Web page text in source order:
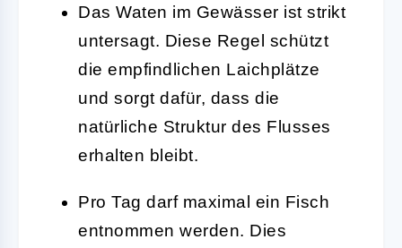
Das Waten im Gewässer ist strikt
untersagt. Diese Regel schützt
die empfindlichen Laichplätze
und sorgt dafür, dass die
natürliche Struktur des Flusses
erhalten bleibt.
Pro Tag darf maximal ein Fisch
entnommen werden. Dies